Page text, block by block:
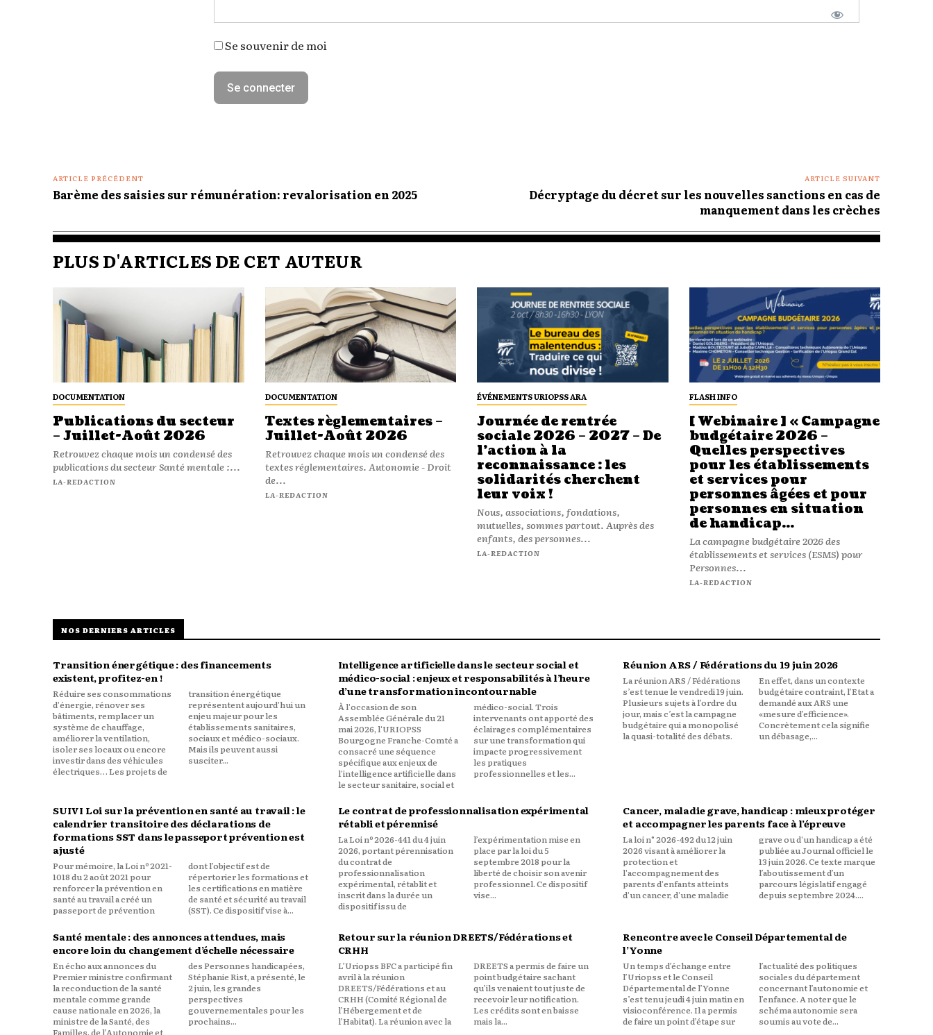
Se souvenir de moi
ARTICLE PRÉCÉDENT
Barème des saisies sur rémunération: revalorisation en 2025
ARTICLE SUIVANT
Décryptage du décret sur les nouvelles sanctions en cas de
manquement dans les crèches
PLUS D'ARTICLES DE CET AUTEUR
DOCUMENTATION
Publications du secteur
– Juillet-Août 2026
Retrouvez chaque mois un condensé des
publications du secteur Santé mentale :...
LA-REDACTION
DOCUMENTATION
Textes règlementaires –
Juillet-Août 2026
Retrouvez chaque mois un condensé des
textes réglementaires. Autonomie - Droit
de...
LA-REDACTION
ÉVÉNEMENTS URIOPSS ARA
Journée de rentrée
sociale 2026 – 2027 – De
l’action à la
reconnaissance : les
solidarités cherchent
leur voix !
Nous, associations, fondations,
mutuelles, sommes partout. Auprès des
enfants, des personnes...
LA-REDACTION
FLASH INFO
[ Webinaire ] « Campagne
budgétaire 2026 –
Quelles perspectives
pour les établissements
et services pour
personnes âgées et pour
personnes en situation
de handicap...
La campagne budgétaire 2026 des
établissements et services (ESMS) pour
Personnes...
LA-REDACTION
NOS DERNIERS ARTICLES
Transition énergétique : des financements
existent, profitez-en !
Réduire ses consommations
d'énergie, rénover ses
bâtiments, remplacer un
système de chauffage,
améliorer la ventilation,
isoler ses locaux ou encore
investir dans des véhicules
électriques… Les projets de
transition énergétique
représentent aujourd'hui un
enjeu majeur pour les
établissements sanitaires,
sociaux et médico-sociaux.
Mais ils peuvent aussi
susciter...
Intelligence artificielle dans le secteur social et
médico-social : enjeux et responsabilités à l’heure
d’une transformation incontournable
À l'occasion de son
Assemblée Générale du 21
mai 2026, l'URIOPSS
Bourgogne Franche-Comté a
consacré une séquence
spécifique aux enjeux de
l'intelligence artificielle dans
le secteur sanitaire, social et
médico-social. Trois
intervenants ont apporté des
éclairages complémentaires
sur une transformation qui
impacte progressivement
les pratiques
professionnelles et les...
Réunion ARS / Fédérations du 19 juin 2026
La réunion ARS / Fédérations
s’est tenue le vendredi 19 juin.
Plusieurs sujets à l’ordre du
jour, mais c’est la campagne
budgétaire qui a monopolisé
la quasi-totalité des débats.
En effet, dans un contexte
budgétaire contraint, l’Etat a
demandé aux ARS une
«mesure d’efficience».
Concrètement cela signifie
un débasage,...
SUIVI Loi sur la prévention en santé au travail : le
calendrier transitoire des déclarations de
formations SST dans le passeport prévention est
ajusté
Pour mémoire, la Loi nº 2021-
1018 du 2 août 2021 pour
renforcer la prévention en
santé au travail a créé un
passeport de prévention
dont l’objectif est de
répertorier les formations et
les certifications en matière
de santé et sécurité au travail
(SST). Ce dispositif vise à...
Le contrat de professionnalisation expérimental
rétabli et pérennisé
La Loi nº 2026-441 du 4 juin
2026, portant pérennisation
du contrat de
professionnalisation
expérimental, rétablit et
inscrit dans la durée un
dispositif issu de
l’expérimentation mise en
place par la loi du 5
septembre 2018 pour la
liberté de choisir son avenir
professionnel. Ce dispositif
vise...
Cancer, maladie grave, handicap : mieux protéger
et accompagner les parents face à l’épreuve
La loi n° 2026-492 du 12 juin
2026 visant à améliorer la
protection et
l'accompagnement des
parents d'enfants atteints
d'un cancer, d'une maladie
grave ou d'un handicap a été
publiée au Journal officiel le
13 juin 2026. Ce texte marque
l’aboutissement d’un
parcours législatif engagé
depuis septembre 2024....
Santé mentale : des annonces attendues, mais
encore loin du changement d’échelle nécessaire
En écho aux annonces du
Premier ministre confirmant
la reconduction de la santé
mentale comme grande
cause nationale en 2026, la
ministre de la Santé, des
Familles, de l’Autonomie et
des Personnes handicapées,
Stéphanie Rist, a présenté, le
2 juin, les grandes
perspectives
gouvernementales pour les
prochains...
Retour sur la réunion DREETS/Fédérations et
CRHH
L’Uriopss BFC a participé fin
avril à la réunion
DREETS/Fédérations et au
CRHH (Comité Régional de
l’Hébergement et de
l’Habitat). La réunion avec la
DREETS a permis de faire un
point budgétaire sachant
qu’ils venaient tout juste de
recevoir leur notification.
Les crédits sont en baisse
mais la...
Rencontre avec le Conseil Départemental de
l’Yonne
Un temps d’échange entre
l’Uriopss et le Conseil
Départemental de l’Yonne
s’est tenu jeudi 4 juin matin en
visioconférence. Il a permis
de faire un point d’étape sur
l’actualité des politiques
sociales du département
concernant l’autonomie et
l’enfance. A noter que le
schéma autonomie sera
soumis au vote de...